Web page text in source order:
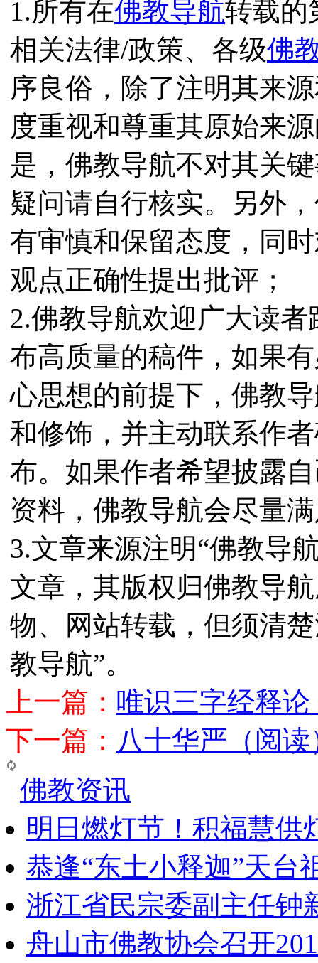
1.所有在佛教导航转载的
相关法律/政策、各级佛
序良俗，除了注明其来
度重视和尊重其原始来
是，佛教导航不对其关
疑问请自行核实。另外
有审慎和保留态度，同
观点正确性提出批评；
2.佛教导航欢迎广大读
布高质量的稿件，如果
心思想的前提下，佛教
和修饰，并主动联系作
布。如果作者希望披露
资料，佛教导航会尽量
3.文章来源注明“佛教导
文章，其版权归佛教导
物、网站转载，但须清
教导航”。
上一篇： 唯识三字经释
下一篇： 八十华严（阅读
佛教资讯
明日燃灯节！积福慧供
恭逢“东土小释迦”天台
浙江省民宗委副主任钟
舟山市佛教协会召开